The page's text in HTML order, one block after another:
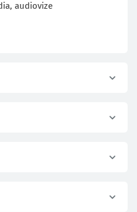
audiovize